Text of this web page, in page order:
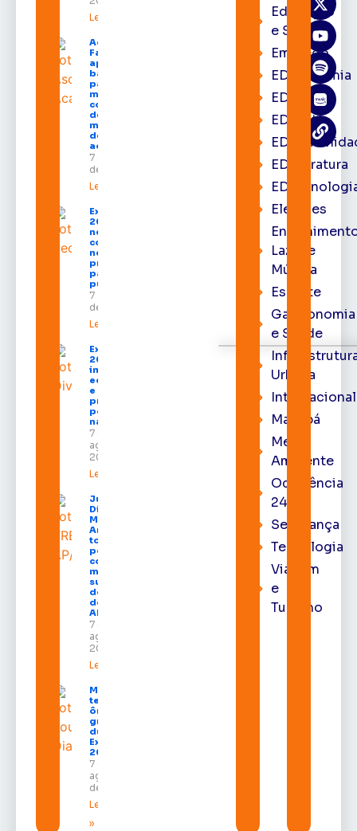
Leia mais »
Acácio
Favacho
apresenta
balanço
parcial do
mandato
com mais
de R$ 668
milhões
destinados
ao Amapá
7 de agosto
de 2026
Leia mais »
Expofeira
2026 começa
neste sábado
com shows,
negócios e
programação
para todos os
públicos
7 de agosto
de 2026
Leia mais »
Expofeira
2026
impulsiona
economia
e aumenta
procura
por hotéis
na capital
7 de
agosto de
2026
Leia mais »
Juiz
Diego
Moura de
Araújo
toma
posse
como
membro
substituto
do Pleno
do TRE-
AP
7 de
agosto de
2026
Leia mais »
Macapá
terá
ônibus
gratuitos
durante a
Expofeira
2026
7 de
agosto
de 2026
Leia mais
»
Educação
e Saúde
Emprego
EDacademia
EDbrasília
EDcast
EDliteratura
Eleições
Lazer e
Música
Esporte
Gastronomia
e Saúde
Urbana
Internacional
Macapá
Meio
Ambiente
Ocorrência
24h
Segurança
Tecnologia
Viagem
e
Turismo